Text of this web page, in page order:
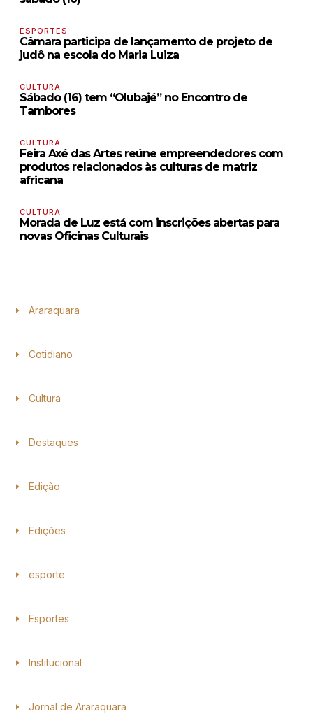
ESPORTES
Câmara participa de lançamento de projeto de
judô na escola do Maria Luiza
CULTURA
Sábado (16) tem “Olubajé” no Encontro de
Tambores
CULTURA
Feira Axé das Artes reúne empreendedores com
produtos relacionados às culturas de matriz
africana
CULTURA
Morada de Luz está com inscrições abertas para
novas Oficinas Culturais
Araraquara
Cotidiano
Cultura
Destaques
Edição
Edições
esporte
Esportes
Institucional
Jornal de Araraquara